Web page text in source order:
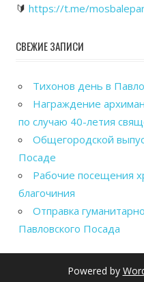
🔰 https://t.me/
СВЕЖИЕ ЗАПИСИ
Тихонов день в
Награждение
по случаю 40-летия
Общегородской
Посаде
Рабочие посещения
благочиния
Отправка
Павловского Посада
Powered by